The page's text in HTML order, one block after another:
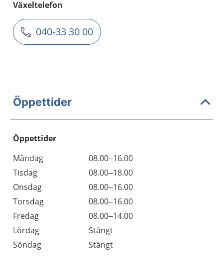
Växeltelefon
040-33 30 00
Öppettider
Öppettider
Dag
Öppettider
Kommentarer
Måndag
08.00–16.00
Tisdag
08.00–18.00
Onsdag
08.00–16.00
Torsdag
08.00–16.00
Fredag
08.00–14.00
Lördag
Stängt
Söndag
Stängt